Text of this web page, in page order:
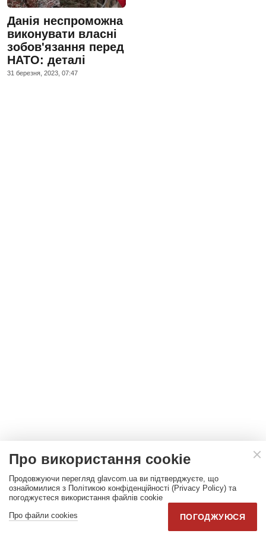
Данія неспроможна
виконувати власні
зобов'язання перед
НАТО: деталі
31 березня, 2023, 07:47
ПУБЛІКАЦІЇ
Операція «40 днів» для Путіна.
Про використання cookie
Продовжуючи перегляд glavcom.ua ви підтверджуєте, що
ознайомилися з Політикою конфіденційності (Privacy Policy) та
погоджуєтеся використання файлів cookie
Про файли cookies
ПОГОДЖУЮСЯ